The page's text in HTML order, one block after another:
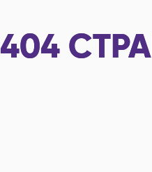
404